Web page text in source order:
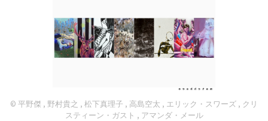
© 平野傑 , 野村貴之 , 松下真理子 , 高島空太 , エリック・スワーズ , クリ
スティーン・ガスト , アマンダ・メール